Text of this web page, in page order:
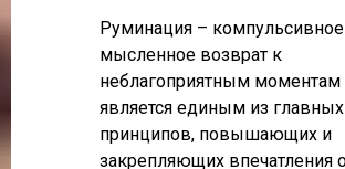
Руминация – компульсивное
мысленное возврат к
неблагоприятным моментам
является единым из главных
принципов, повышающих и
закрепляющих впечатления